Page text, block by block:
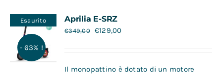
Contatti
Esaurito
- 63% !
Aprilia E-SRZ
€349,00 €129,00
Il monopattino è dotato di un motore